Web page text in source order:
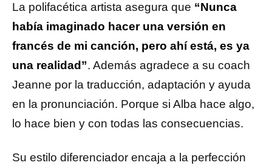
La polifacética artista asegura que “Nunca
había imaginado hacer una versión en
francés de mi canción, pero ahí está, es ya
una realidad”. Además agradece a su coach
Jeanne por la traducción, adaptación y ayuda
en la pronunciación. Porque si Alba hace algo,
lo hace bien y con todas las consecuencias.
Su estilo diferenciador encaja a la perfección